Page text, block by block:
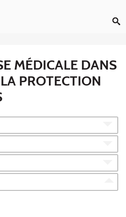
MÉDICALE DANS
PROTECTION